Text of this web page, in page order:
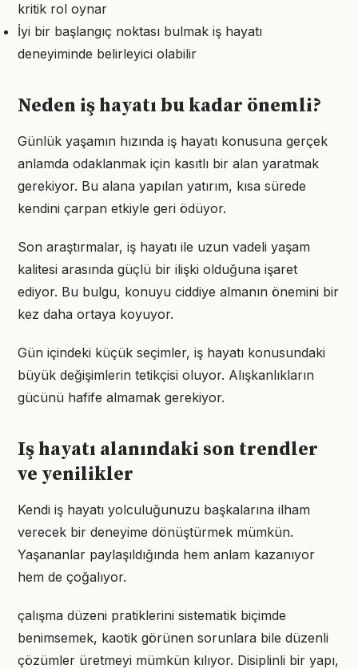
kritik rol oynar
İyi bir başlangıç noktası bulmak iş hayatı
deneyiminde belirleyici olabilir
Neden iş hayatı bu kadar önemli?
Günlük yaşamın hızında iş hayatı konusuna gerçek
anlamda odaklanmak için kasıtlı bir alan yaratmak
gerekiyor. Bu alana yapılan yatırım, kısa sürede
kendini çarpan etkiyle geri ödüyor.
Son araştırmalar, iş hayatı ile uzun vadeli yaşam
kalitesi arasında güçlü bir ilişki olduğuna işaret
ediyor. Bu bulgu, konuyu ciddiye almanın önemini bir
kez daha ortaya koyuyor.
Gün içindeki küçük seçimler, iş hayatı konusundaki
büyük değişimlerin tetikçisi oluyor. Alışkanlıkların
gücünü hafife almamak gerekiyor.
Iş hayatı alanındaki son trendler
ve yenilikler
Kendi iş hayatı yolculuğunuzu başkalarına ilham
verecek bir deneyime dönüştürmek mümkün.
Yaşananlar paylaşıldığında hem anlam kazanıyor
hem de çoğalıyor.
çalışma düzeni pratiklerini sistematik biçimde
benimsemek, kaotik görünen sorunlara bile düzenli
çözümler üretmeyi mümkün kılıyor. Disiplinli bir yapı,